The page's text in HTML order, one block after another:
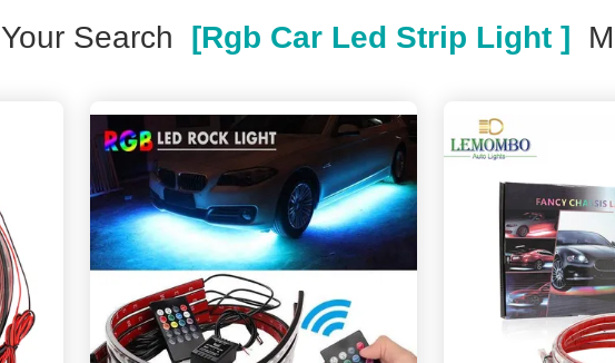
Your Search [rgb Car Led Strip Light ]